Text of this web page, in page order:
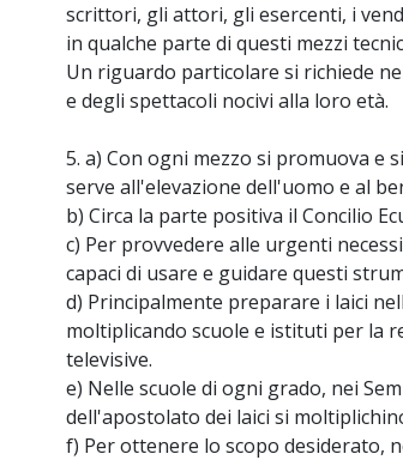
scrittori, gli attori, gli esercenti, i
in qualche parte di questi mezzi
Un riguardo particolare si richiede
e degli spettacoli nocivi alla loro età.
5. a) Con ogni mezzo si promuova e
serve all'elevazione dell'uomo e al
b) Circa la parte positiva il Concilio
c) Per provvedere alle urgenti
capaci di usare e guidare questi
d) Principalmente preparare i laici
moltiplicando scuole e istituti per la
televisive.
e) Nelle scuole di ogni grado, nei
dell'apostolato dei laici si
f) Per ottenere lo scopo desiderato,